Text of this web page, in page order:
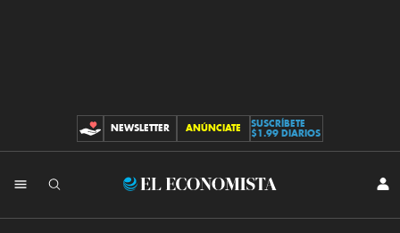
CONTRIBUCIONES
NEWSLETTER ANÚNCIATE
SUSCRÍBETE
$1.99 DIARIOS
El